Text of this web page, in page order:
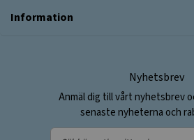
Information
Nyhetsbrev
Anmäl dig till vårt nyhetsbrev
senaste nyheterna och
Sähköpostiosoitteesi: